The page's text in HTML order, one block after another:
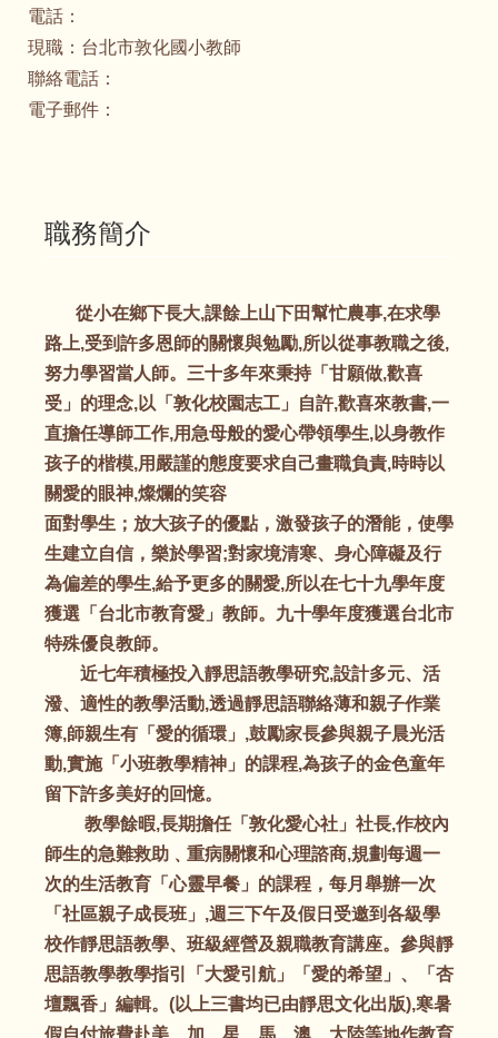
電話：
現職： 台北市敦化國小教師
聯絡電話：
電子郵件：
職務簡介
從小在鄉下長大,課餘上山下田幫忙農事,在求學
路上,受到許多恩師的關懷與勉勵,所以從事教職之後,
努力學習當人師。三十多年來秉持「甘願做,歡喜
受」的理念,以「敦化校園志工」自許,歡喜來教書,一
直擔任導師工作,用急母般的愛心帶領學生,以身教作
孩子的楷模,用嚴謹的態度要求自己畫職負責,時時以
關愛的眼神,燦爛的笑容
面對學生；放大孩子的優點，激發孩子的潛能，使學
生建立自信，樂於學習;對家境清寒、身心障礙及行
為偏差的學生,給予更多的關愛,所以在七十九學年度
獲選「台北市教育愛」教師。九十學年度獲選台北市
特殊優良教師。
近七年積極投入靜思語教學研究,設計多元、活
潑、適性的教學活動,透過靜思語聯絡薄和親子作業
簿,師親生有「愛的循環」,鼓勵家長參與親子晨光活
動,實施「小班教學精神」的課程,為孩子的金色童年
留下許多美好的回憶。
教學餘暇,長期擔任「敦化愛心社」社長,作校內
師生的急難救助﹑重病關懷和心理諮商,規劃每週一
次的生活教育「心靈早餐」的課程，每月舉辦一次
「社區親子成長班」,週三下午及假日受邀到各級學
校作靜思語教學、班級經營及親職教育講座。參與靜
思語教學教學指引「大愛引航」「愛的希望」、「杏
壇飄香」編輯。(以上三書均已由靜思文化出版),寒暑
假自付旅費赴美、加、星、馬、澳、大陸等地作教育